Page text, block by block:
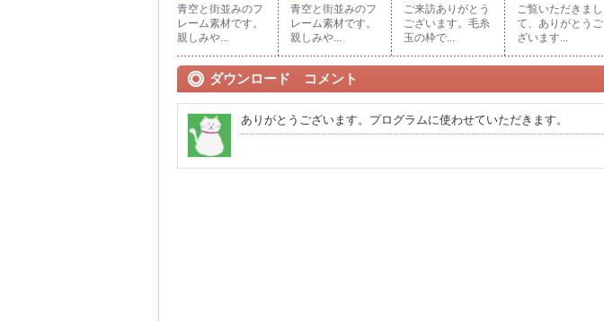
青空と街並みのフ
レーム素材です。
親しみや...
青空と街並みのフ
レーム素材です。
親しみや...
ご来訪ありがとう
ございます。毛糸
玉の枠で...
ご覧いただきまし
て、ありがとうご
ざいます...
ダウンロード コメント
ありがとうございます。プログラムに使わせていただきます。